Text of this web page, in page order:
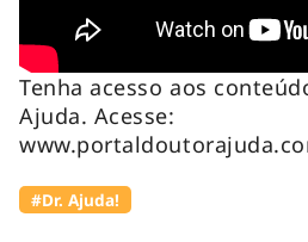
Tenha acesso aos
Ajuda. Acesse:
#Dr. Ajuda!